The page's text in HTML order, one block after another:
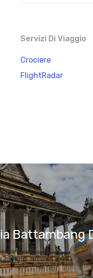
Servizi Di Viaggio
Crociere
FlightRadar
Battambang